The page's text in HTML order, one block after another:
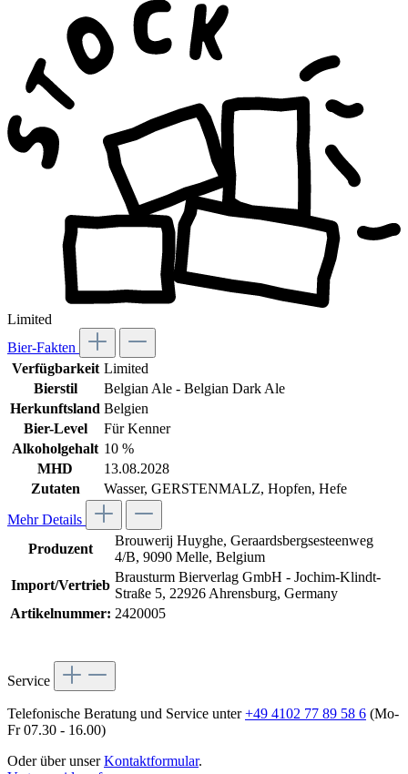
Limited
Bier-Fakten
Verfügbarkeit Limited
Bierstil
Belgian Ale - Belgian Dark Ale
Herkunftsland Belgien
Bier-Level
Für Kenner
Alkoholgehalt 10 %
MHD
13.08.2028
Zutaten
Wasser, GERSTENMALZ, Hopfen, Hefe
Mehr Details
Produzent
Brouwerij Huyghe, Geraardsbergsesteenweg
4/B, 9090 Melle, Belgium
Import/Vertrieb
Brausturm Bierverlag GmbH - Jochim-Klindt-
Straße 5, 22926 Ahrensburg, Germany
Artikelnummer: 2420005
Service
Telefonische Beratung und Service unter+49 4102 77 89 58 6 (Mo-
Fr 07.30 - 16.00)
Oder über unserKontaktformular.